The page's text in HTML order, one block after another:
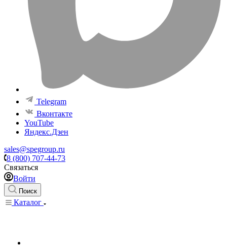
Telegram
Вконтакте
YouTube
Яндекс.Дзен
sales@spegroup.ru
8 (800) 707-44-73
Связаться
Войти
Поиск
Каталог